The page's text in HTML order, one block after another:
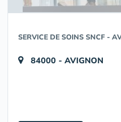
SERVICE DE SOINS SNCF -
84000 - AVIGNON